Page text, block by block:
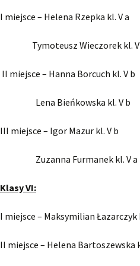
I miejsce – Helena Rzepka kl. V a
Tymoteusz Wieczorek kl. V
II miejsce – Hanna Borcuch kl. V b
Lena Bieńkowska kl. V b
III miejsce – Igor Mazur kl. V b
Zuzanna Furmanek kl. V a
Klasy VI:
I miejsce – Maksymilian Łazarczyk
II miejsce – Helena Bartoszewska